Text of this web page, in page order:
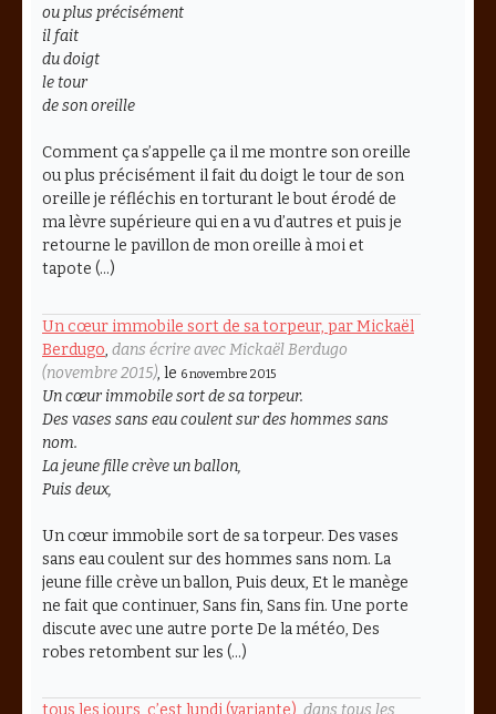
ou plus précisément
il fait
du doigt
le tour
de son oreille
Comment ça s’appelle ça il me montre son oreille
ou plus précisément il fait du doigt le tour de son
oreille je réfléchis en torturant le bout érodé de
ma lèvre supérieure qui en a vu d’autres et puis je
retourne le pavillon de mon oreille à moi et
tapote (…)
Un cœur immobile sort de sa torpeur, par Mickaël
Berdugo, dans écrire avec Mickaël Berdugo
(novembre 2015), le 6 novembre 2015
Un cœur immobile sort de sa torpeur.
Des vases sans eau coulent sur des hommes sans
nom.
La jeune fille crève un ballon,
Puis deux,
Un cœur immobile sort de sa torpeur. Des vases
sans eau coulent sur des hommes sans nom. La
jeune fille crève un ballon, Puis deux, Et le manège
ne fait que continuer, Sans fin, Sans fin. Une porte
discute avec une autre porte De la météo, Des
robes retombent sur les (…)
tous les jours, c’est lundi (variante) dans tous les